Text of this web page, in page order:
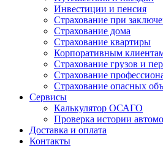
Инвестиции и пенсия
Страхование при
Страхование дома
Страхование квартиры
Корпоративным
Страхование грузов и
Страхование
Страхование опасных
Сервисы
Калькулятор ОСАГО
Проверка истории
Доставка и оплата
Контакты